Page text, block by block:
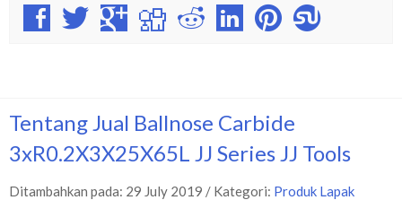
Tentang Jual Ballnose Carbide
3xR0.2X3X25X65L JJ Series JJ Tools
Ditambahkan pada: 29 July 2019 / Kategori: Produk Lapak